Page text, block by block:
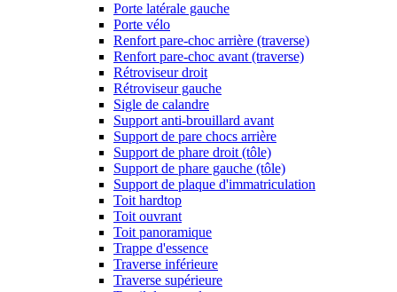
Porte latérale gauche
Porte vélo
Renfort pare-choc arrière (traverse)
Renfort pare-choc avant (traverse)
Rétroviseur droit
Rétroviseur gauche
Sigle de calandre
Support anti-brouillard avant
Support de pare chocs arrière
Support de phare droit (tôle)
Support de phare gauche (tôle)
Support de plaque d'immatriculation
Toit hardtop
Toit ouvrant
Toit panoramique
Trappe d'essence
Traverse inférieure
Traverse supérieure